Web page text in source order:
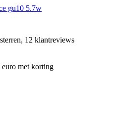
gu10 5.7w
12 klantreviews
met korting